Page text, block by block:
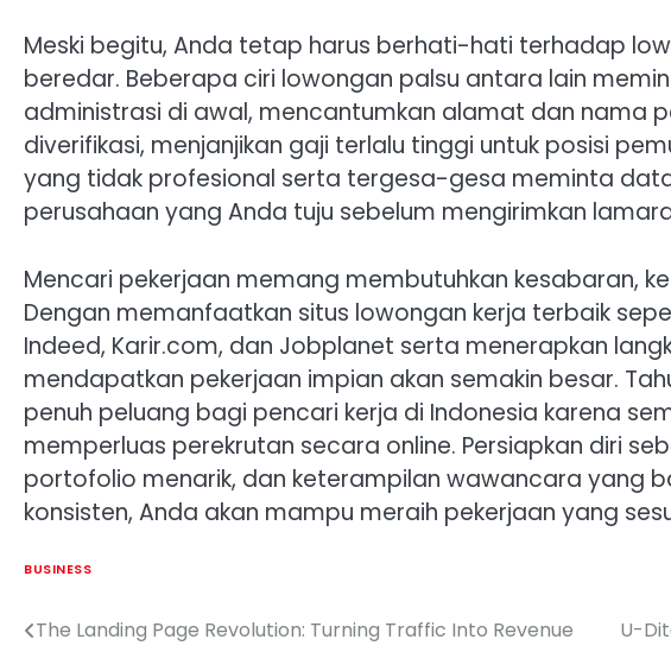
Meski begitu, Anda tetap harus berhati-hati terhadap
beredar. Beberapa ciri lowongan palsu antara lain
administrasi di awal, mencantumkan alamat dan nama
diverifikasi, menjanjikan gaji terlalu tinggi untuk posisi
yang tidak profesional serta tergesa-gesa meminta
perusahaan yang Anda tuju sebelum mengirimkan
Mencari pekerjaan memang membutuhkan kesabaran,
Dengan memanfaatkan situs lowongan kerja terbaik
Indeed, Karir.com, dan Jobplanet serta menerapkan
mendapatkan pekerjaan impian akan semakin besar.
penuh peluang bagi pencari kerja di Indonesia karena
memperluas perekrutan secara online. Persiapkan diri
portofolio menarik, dan keterampilan wawancara yang
konsisten, Anda akan mampu meraih pekerjaan yang
BUSINESS
Post
The Landing Page Revolution: Turning Traffic Into Revenue U-